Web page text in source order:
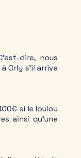
dire, nous
Orly s'il arrive
si le loulou
ainsi qu'une